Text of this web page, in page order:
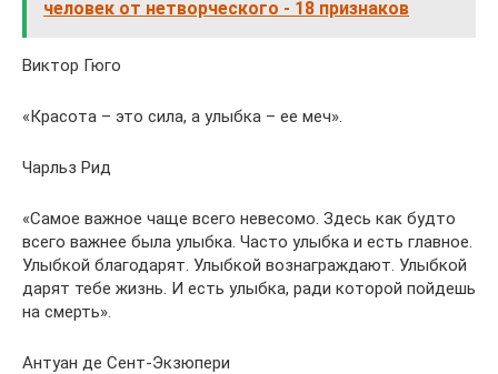
человек от нетворческого - 18 признаков
Виктор Гюго
«Красота – это сила, а улыбка – ее меч».
Чарльз Рид
«Самое важное чаще всего невесомо. Здесь как будто
всего важнее была улыбка. Часто улыбка и есть главное.
Улыбкой благодарят. Улыбкой вознаграждают. Улыбкой
дарят тебе жизнь. И есть улыбка, ради которой пойдешь
на смерть».
Антуан де Сент-Экзюпери